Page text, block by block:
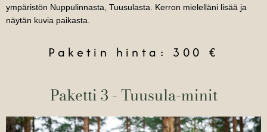
ympäristön Nuppulinnasta, Tuusulasta. Kerron mielelläni lisää ja
näytän kuvia paikasta.
Paketin hinta: 300 €
Paketti 3 - Tuusula-minit